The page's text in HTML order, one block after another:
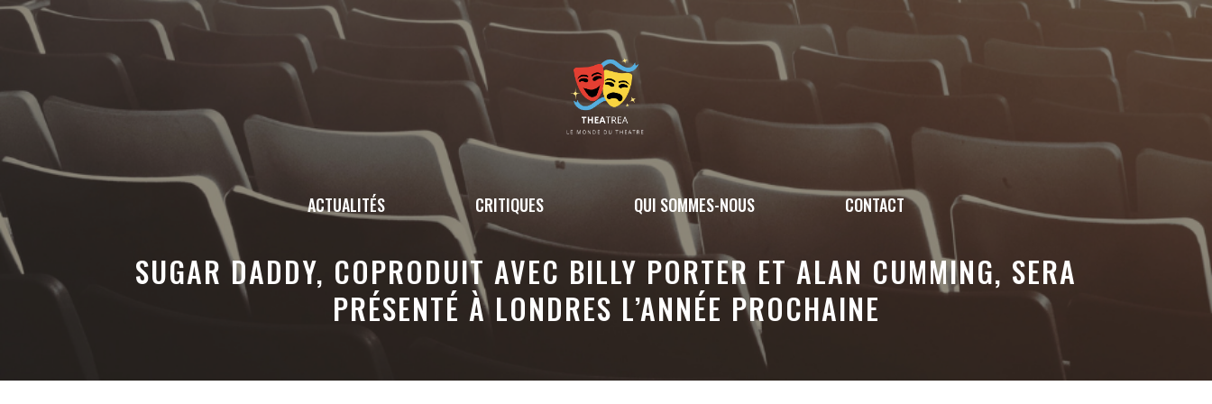
Aller
ACTUALITÉS CRITIQUES QUI SOMMES-NOUS CONTACT
SUGAR DADDY, COPRODUIT AVEC BILLY PORTER ET ALAN CUMMING, SERA
PRÉSENTÉ À LONDRES L’ANNÉE PROCHAINE